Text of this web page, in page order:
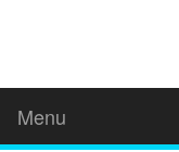
Menu